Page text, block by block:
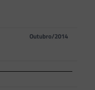
Outubro/2014